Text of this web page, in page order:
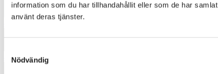
information som du har tillhandahållit eller som de har
använt deras tjänster.
Nödvändig
4471